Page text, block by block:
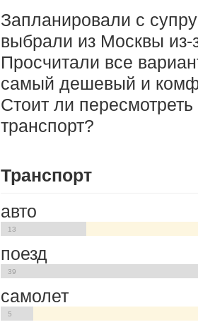
Запланировали с
выбрали из Москвы
Просчитали все
самый дешевый и
Стоит ли
транспорт?
Транспорт
авто
13
поезд
39
самолет
5